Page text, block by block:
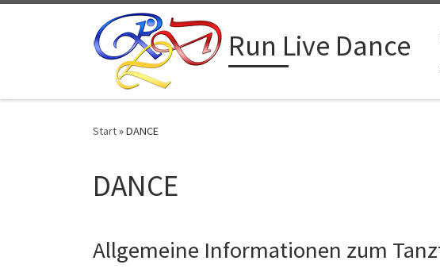
Zum Inhalt springen
Run Live Dance
Start»DANCE
DANCE
Allgemeine Informationen zum